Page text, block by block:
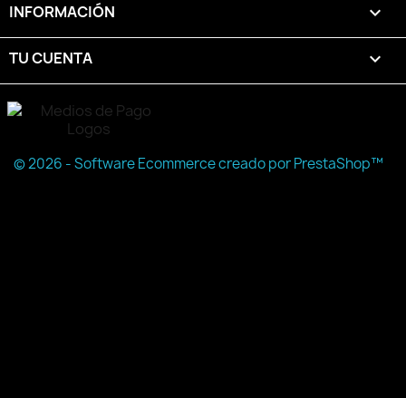
INFORMACIÓN 
TU CUENTA 
© 2026 - Software Ecommerce creado por PrestaShop™